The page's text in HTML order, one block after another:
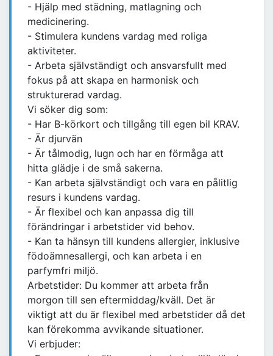
- Hjälp med städning, matlagning och
medicinering.
- Stimulera kundens vardag med roliga
aktiviteter.
- Arbeta självständigt och ansvarsfullt med
fokus på att skapa en harmonisk och
strukturerad vardag.
Vi söker dig som:
- Har B-körkort och tillgång till egen bil KRAV.
- Är djurvän
- Är tålmodig, lugn och har en förmåga att
hitta glädje i de små sakerna.
- Kan arbeta självständigt och vara en pålitlig
resurs i kundens vardag.
- Är flexibel och kan anpassa dig till
förändringar i arbetstider vid behov.
- Kan ta hänsyn till kundens allergier, inklusive
födoämnesallergi, och kan arbeta i en
parfymfri miljö.
Arbetstider: Du kommer att arbeta från
morgon till sen eftermiddag/kväll. Det är
viktigt att du är flexibel med arbetstider då det
kan förekomma avvikande situationer.
Vi erbjuder: